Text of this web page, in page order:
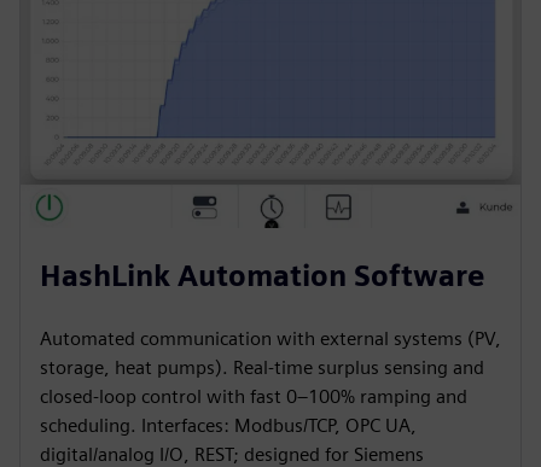
HashLink Automation Software
Automated communication with external systems (PV,
storage, heat pumps). Real-time surplus sensing and
closed-loop control with fast 0–100% ramping and
scheduling. Interfaces: Modbus/TCP, OPC UA,
digital/analog I/O, REST; designed for Siemens